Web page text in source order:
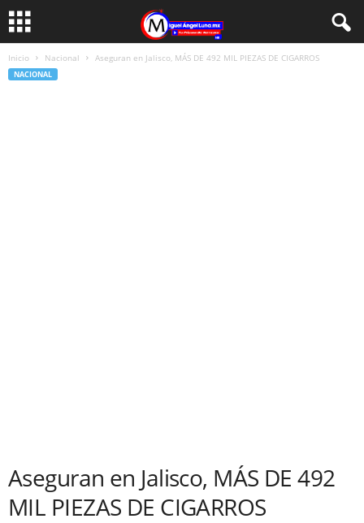
Inicio Nacional Aseguran en Jalisco, MÁS DE 492 MIL PIEZAS DE CIGARROS
NACIONAL
Aseguran en Jalisco, MÁS DE 492
MIL PIEZAS DE CIGARROS